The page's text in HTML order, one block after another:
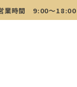
業時間 9:00～18:00